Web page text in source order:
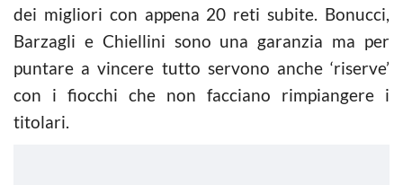
dei migliori con appena 20 reti subite. Bonucci,
Barzagli e Chiellini sono una garanzia ma per
puntare a vincere tutto servono anche ‘riserve’
con i fiocchi che non facciano rimpiangere i
titolari.